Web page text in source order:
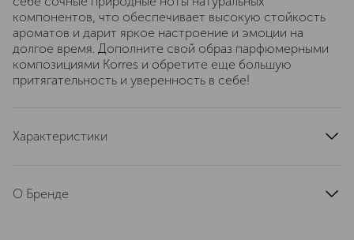
компонентов, что обеспечивает высокую стойкость
ароматов и дарит яркое настроение и эмоции на
долгое время. Дополните свой образ парфюмерными
композициями Korres и обретите еще большую
притягательность и уверенность в себе!
Характеристики
страна производства
О Бренде